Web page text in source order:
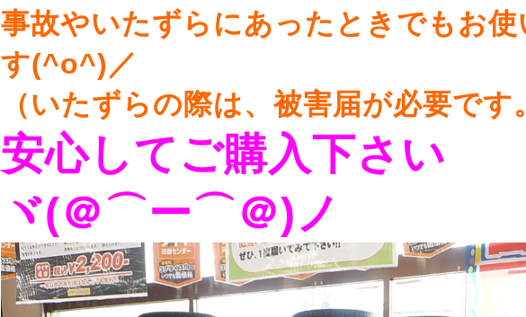
事故やいたずらにあったときでもお
す(^o^)／
（いたずらの際は、被害届が必要です
安心してご購入下さい
ヾ(＠⌒ー⌒＠)ノ